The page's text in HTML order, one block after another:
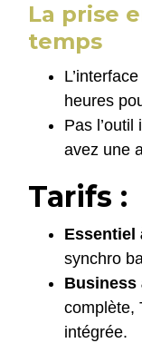
La prise
temps
heures
Pas
avez une
Tarifs :
Essentiel
synchro
Business
complète,
intégrée.